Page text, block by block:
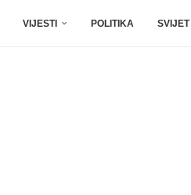
VIJESTI POLITIKA SVIJET